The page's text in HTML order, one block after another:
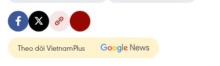
Theo dõi VietnamPlus